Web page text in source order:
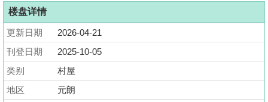
产
新
闻
数
据
公
楼盘详情
更新日期
2026-04-21
刊登日期
2025-10-05
类别
村屋
地区
元朗